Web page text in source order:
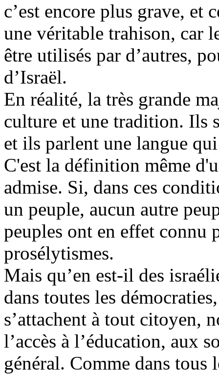
c’est encore plus grave, et
une véritable trahison, car
être utilisés par d’autres,
d’Israël.
En réalité, la très grande
culture et une tradition. Ils
et ils parlent une langue
C'est la définition même
admise. Si, dans ces
un peuple, aucun autre
peuples ont en effet connu
prosélytismes.
Mais qu’en est-il des
dans toutes les
s’attachent à tout citoyen,
l’accès à l’éducation, aux
général. Comme dans